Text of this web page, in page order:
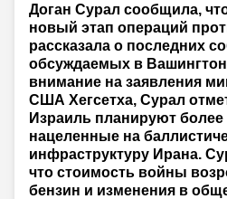
Доган Сурал сообщила,
новый этап операций
рассказала о последних
обсуждаемых в
внимание на заявления
США Хегсетха, Сурал
Израиль планируют более
нацеленные на
инфраструктуру Ирана.
что стоимость войны
бензин и изменения в